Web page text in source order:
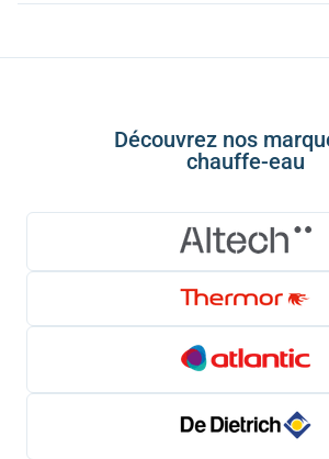
Découvrez nos
chauffe-eau